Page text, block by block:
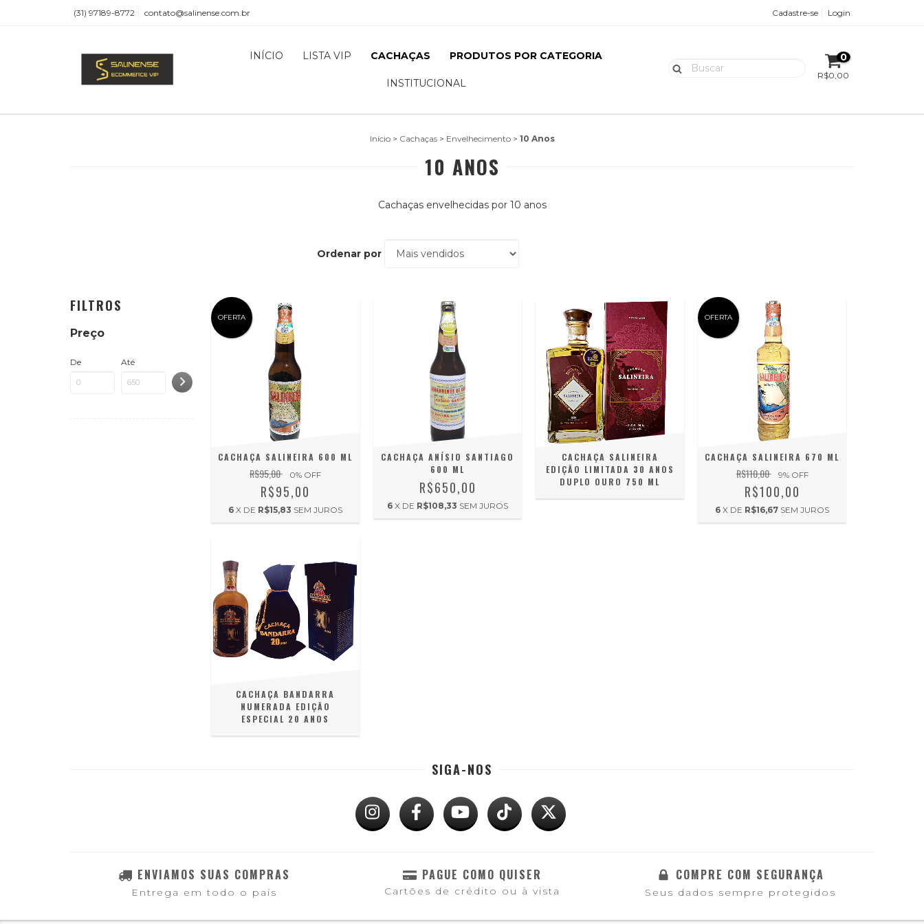
(31) 97189-8772 contato@salinense.com.br Cadastre-se Login
INÍCIO LISTA VIP CACHAÇAS PRODUTOS POR CATEGORIA
INSTITUCIONAL
0
R$0,00
Início > Cachaças > Envelhecimento > 10 Anos
10 ANOS
Cachaças envelhecidas por 10 anos
Ordenar por
FILTROS
Preço
De Até
OFERTA
CACHAÇA SALINEIRA 600 ML
R$95,00 0% OFF
R$95,00
6 X DE R$15,83 SEM JUROS
CACHAÇA ANÍSIO SANTIAGO
600 ML
R$650,00
6 X DE R$108,33 SEM JUROS
CACHAÇA SALINEIRA
EDIÇÃO LIMITADA 30 ANOS
DUPLO OURO 750 ML
OFERTA
CACHAÇA SALINEIRA 670 ML
R$110,00 9% OFF
R$100,00
6 X DE R$16,67 SEM JUROS
CACHAÇA BANDARRA
NUMERADA EDIÇÃO
ESPECIAL 20 ANOS
SIGA-NOS
ENVIAMOS SUAS COMPRAS
Entrega em todo o país
PAGUE COMO QUISER
Cartões de crédito ou à vista
COMPRE COM SEGURANÇA
Seus dados sempre protegidos